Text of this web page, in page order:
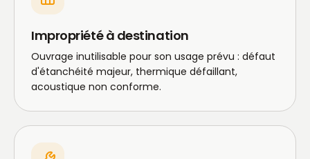
Impropriété à destination
Ouvrage inutilisable pour son usage prévu : défaut
d'étanchéité majeur, thermique défaillant,
acoustique non conforme.